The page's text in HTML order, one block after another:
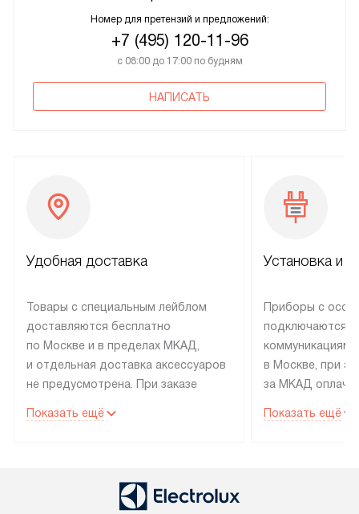
Номер для претензий и предложений:
+7 (495) 120-11-96
с 08:00 до 17:00 по будням
НАПИСАТЬ
Удобная доставка
Товары с специальным лейблом
доставляются бесплатно
по Москве и в пределах МКАД,
и отдельная доставка аксессуаров
не предусмотрена. При заказе
рекомендуем обсудить
со статусом «В наличии» могут
быть отправлены покупателю
Показать ещё
Установка и
Приборы с
подключаются к
коммуникациям
в Москве, при
за МКАД
партнера
Показать ещё